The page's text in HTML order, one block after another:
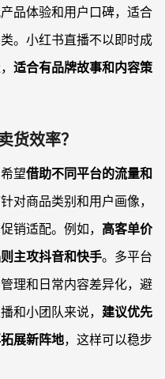
品体验和用户口碑，适合
。小红书直播不以即时成
适合有品牌故事和内容策
货效率？
望借助不同平台的流量和
对商品类别和用户画像，
销适配。例如， 高客单价
主攻抖音和快手。多平台
理和日常内容差异化，避
和小团队来说， 建议优先
展新阵地，这样可以稳步